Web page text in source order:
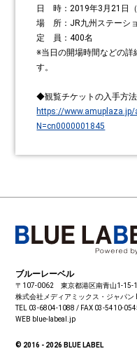
日 時：2019年3月21日
場 所：JR九州ステーシ
定 員：400名
※当日の開場時間などの詳
す。
◆観覧チケットの入手方法
https://
N=cn0000001845
ブルーレーベル
〒107-0062 東京都港区南青山1-
株式会社メディアミックス・ジャパン
TEL 03-6804-1088 / FAX 03-5410-
WEB blue-labeal.jp
© 2016 - 2026 BLUE LABEL